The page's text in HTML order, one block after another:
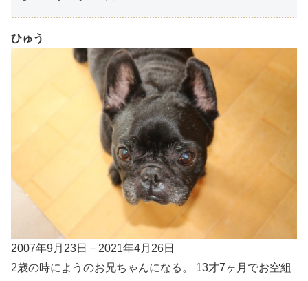
ひゅう
2007年9月23日－2021年4月26日
2歳の時にようのお兄ちゃんになる。 13才7ヶ月でお空組